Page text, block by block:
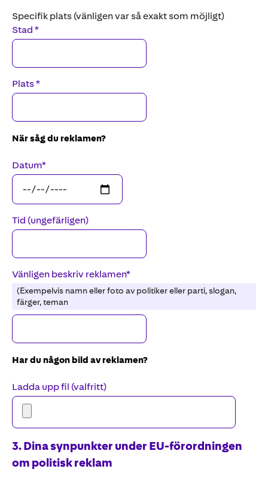
Specifik plats (vänligen var så exakt som möjligt)
Stad *
Plats*
När såg du reklamen?
Datum*
Tid (ungefärligen)
Vänligen beskriv reklamen*
(Exempelvis namn eller foto av politiker eller parti, slogan,
färger, teman
Har du någon bild avreklamen?
Ladda upp fil (valfritt)
3. Dina synpunkter under EU-förordningen
om politisk reklam